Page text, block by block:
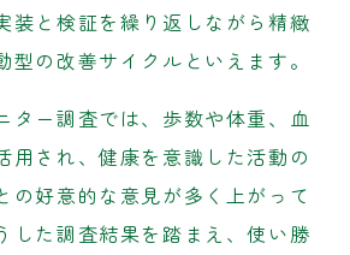
装と検証を繰り返しながら精緻
型の改善サイクルといえます。
ター調査では、歩数や体重、血
用され、健康を意識した活動の
の好意的な意見が多く上がって
した調査結果を踏まえ、使い勝